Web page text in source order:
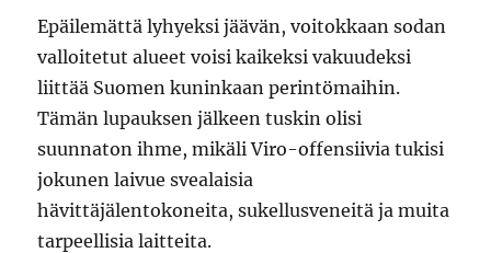
Epäilemättä lyhyeksi jäävän, voitokkaan sodan
valloitetut alueet voisi kaikeksi vakuudeksi
liittää Suomen kuninkaan perintömaihin.
Tämän lupauksen jälkeen tuskin olisi
suunnaton ihme, mikäli Viro-offensiivia tukisi
jokunen laivue svealaisia
hävittäjälentokoneita, sukellusveneitä ja muita
tarpeellisia laitteita.